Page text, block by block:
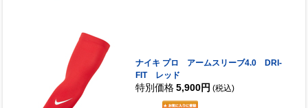
ナイキ プロ アームスリーブ4.0 DRI-
FIT レッド
特別価格 5,900円 (税込)